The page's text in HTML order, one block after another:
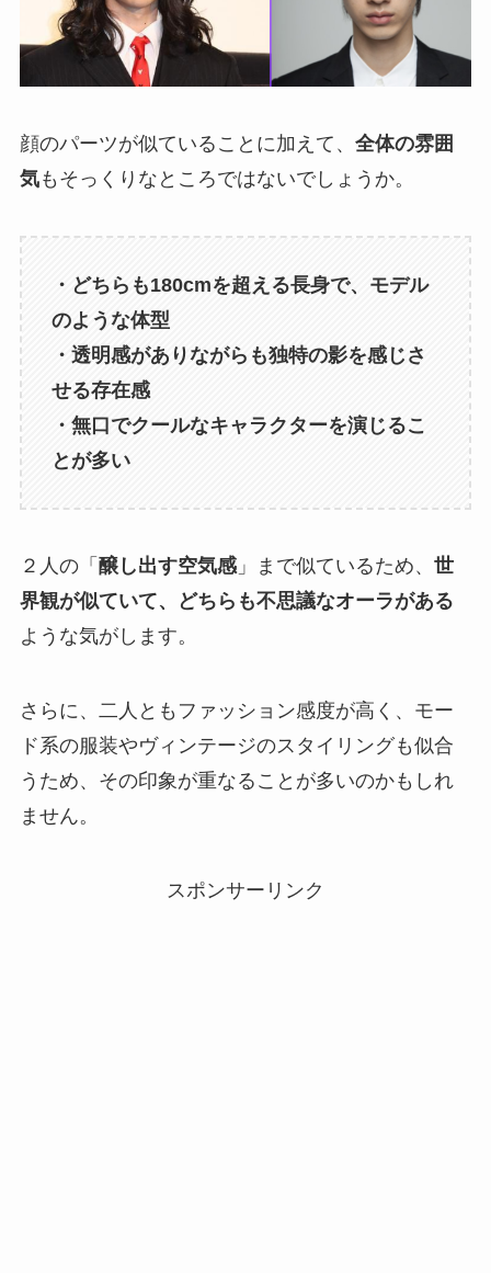
顔のパーツが似ていることに加えて、 全体の雰囲
気もそっくりなところではないでしょうか。
・どちらも180cmを超える長身で、モデル
のような体型
・透明感がありながらも独特の影を感じさ
せる存在感
・無口でクールなキャラクターを演じるこ
とが多い
２人の「 醸し出す空気感」まで似ているため、 世
界観が似ていて、どちらも不思議なオーラがある
ような気がします。
さらに、二人ともファッション感度が高く、モー
ド系の服装やヴィンテージのスタイリングも似合
うため、その印象が重なることが多いのかもしれ
ません。
スポンサーリンク